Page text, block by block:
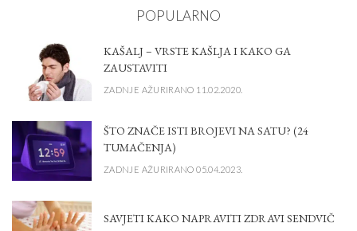
POPULARNO
KAŠALJ – VRSTE KAŠLJA I KAKO GA
ZAUSTAVITI
ZADNJE AŽURIRANO 11.02.2020.
ŠTO ZNAČE ISTI BROJEVI NA SATU? (24
TUMAČENJA)
ZADNJE AŽURIRANO 05.04.2023.
SAVJETI KAKO NAPRAVITI ZDRAVI SENDVIČ